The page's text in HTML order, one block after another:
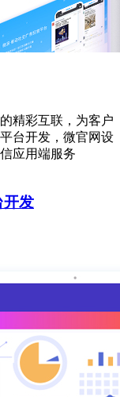
精彩互联，为客户
台开发，微官网设
应用端服务
开发